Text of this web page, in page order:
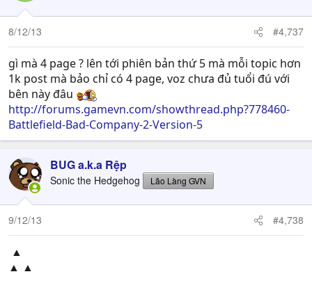
8/12/13 #4,737
gì mà 4 page ? lên tới phiên bản thứ 5 mà mỗi topic hơn
1k post mà bảo chỉ có 4 page, voz chưa đủ tuổi đú với
bên này đâu
http://forums.gamevn.com/showthread.php?778460-
Battlefield-Bad-Company-2-Version-5
BUG a.k.a Rệp
Sonic the Hedgehog Lão Làng GVN
9/12/13 #4,738
▲
▲ ▲